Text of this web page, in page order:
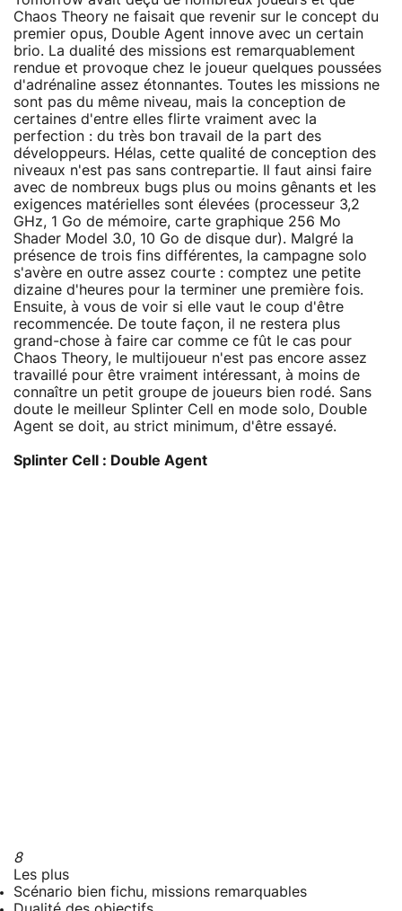
Chaos Theory ne faisait que revenir sur le concept du
premier opus, Double Agent innove avec un certain
brio. La dualité des missions est remarquablement
rendue et provoque chez le joueur quelques poussées
d'adrénaline assez étonnantes. Toutes les missions ne
sont pas du même niveau, mais la conception de
certaines d'entre elles flirte vraiment avec la
perfection : du très bon travail de la part des
développeurs. Hélas, cette qualité de conception des
niveaux n'est pas sans contrepartie. Il faut ainsi faire
avec de nombreux bugs plus ou moins gênants et les
exigences matérielles sont élevées (processeur 3,2
GHz, 1 Go de mémoire, carte graphique 256 Mo
Shader Model 3.0, 10 Go de disque dur). Malgré la
présence de trois fins différentes, la campagne solo
s'avère en outre assez courte : comptez une petite
dizaine d'heures pour la terminer une première fois.
Ensuite, à vous de voir si elle vaut le coup d'être
recommencée. De toute façon, il ne restera plus
grand-chose à faire car comme ce fût le cas pour
Chaos Theory, le multijoueur n'est pas encore assez
travaillé pour être vraiment intéressant, à moins de
connaître un petit groupe de joueurs bien rodé. Sans
doute le meilleur Splinter Cell en mode solo, Double
Agent se doit, au strict minimum, d'être essayé.
Splinter Cell : Double Agent
8
Les plus
Scénario bien fichu, missions remarquables